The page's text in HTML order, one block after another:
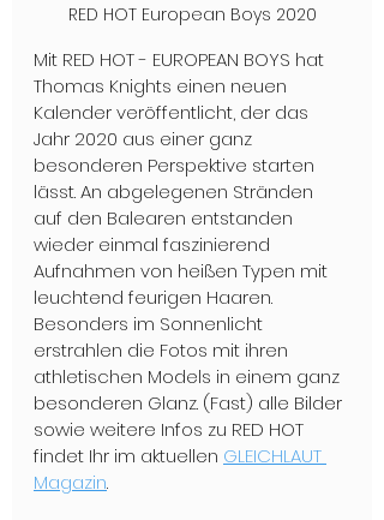
RED HOT European Boys 2020
Mit RED HOT - EUROPEAN BOYS hat
Thomas Knights einen neuen
Kalender veröffentlicht, der das
Jahr 2020 aus einer ganz
besonderen Perspektive starten
lässt. An abgelegenen Stränden
auf den Balearen entstanden
wieder einmal faszinierend
Aufnahmen von heißen Typen mit
leuchtend feurigen Haaren.
Besonders im Sonnenlicht
erstrahlen die Fotos mit ihren
athletischen Models in einem ganz
besonderen Glanz. (Fast) alle Bilder
sowie weitere Infos zu RED HOT
findet Ihr im aktuellen GLEICHLAUT
Magazin.